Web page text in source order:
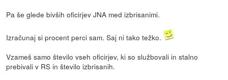
Pa še glede bivših oficirjev JNA med izbrisanimi.
Izračunaj si procent perci sam. Saj ni tako težko.
Vzameš samo število vseh oficirjev, ki so službovali in stalno
prebivali v RS in število izbrisanih.